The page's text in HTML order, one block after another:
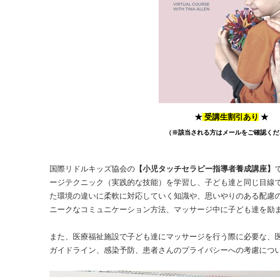
★ 受講生割引あり ★
（※該当される方はメールをご確認くだ
国際リドルキッズ協会の 【小児タッチセラピー指導者養成講座】
ージテクニック（実践的な技能）を学習し、子ども達と同じ目線
た環境の違いに柔軟に対応していく知識や、思いやりのある配慮
ニークなコミュニケーション方法、マッサージ中に子ども達を励
また、医療福祉施設で子ども達にマッサージを行う際に必要な、
ガイドライン、感染予防、患者さんのプライバシーへの考慮につ